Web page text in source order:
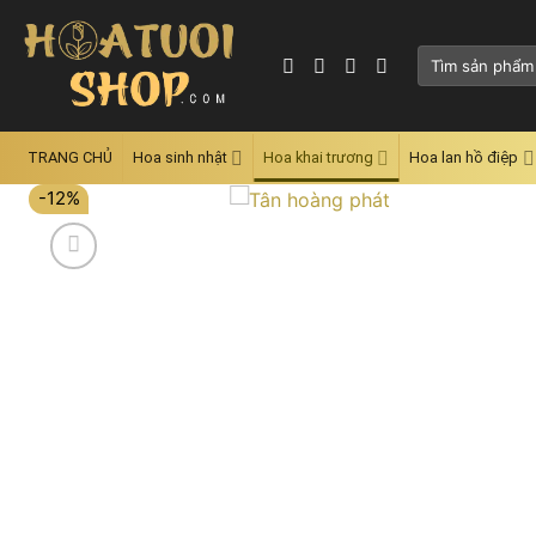
Tìm
TRANG CHỦ Hoa sinh nhật Hoa khai trương Hoa lan hồ điệp
-12%